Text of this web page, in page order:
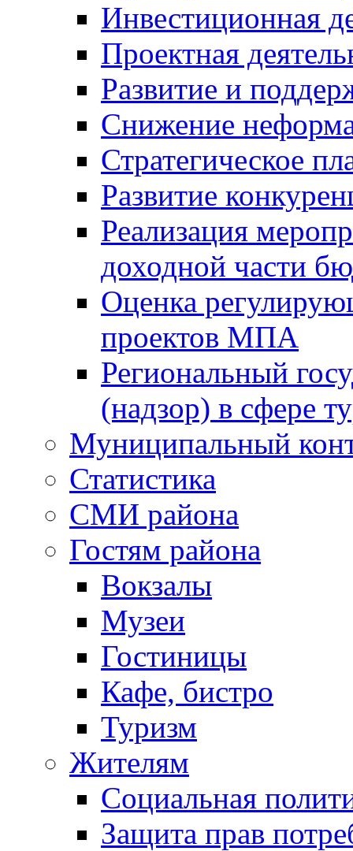
Инвестиционная
Проектная
Развитие и
Снижение
Стратегическое
Развитие
Реализация
доходной части
Оценка
проектов МПА
Региональный
(надзор) в сфере
Муниципальный
Статистика
СМИ района
Гостям района
Вокзалы
Музеи
Гостиницы
Кафе, бистро
Туризм
Жителям
Социальная
Защита прав